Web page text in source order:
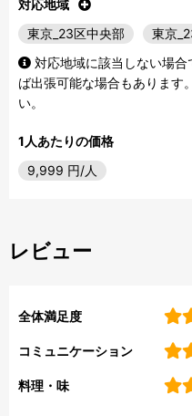
対応地域
東京_23区中央部
東京
対応地域に該当しない場
ば出張可能な場合もあります
い。
1人あたりの価格
9,999 円/人
レビュー
全体満足度
コミュニケーション
料理・味